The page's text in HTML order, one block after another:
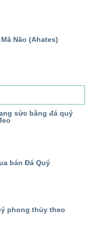
Não (Ahates)
sức bằng đá quý
bán Đá Quý
phong thủy theo